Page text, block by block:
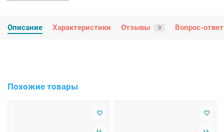
Описание Характеристики Отзывы 0 Вопрос-ответ
Похожие товары